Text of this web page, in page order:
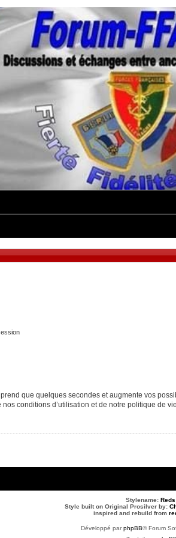
que quelques secondes et augmente vos
conditions d’utilisation et de notre politique de
Stylename:
Style built on Original Prosilver by:
inspired and rebuild from
Développé parphpBB® Forum